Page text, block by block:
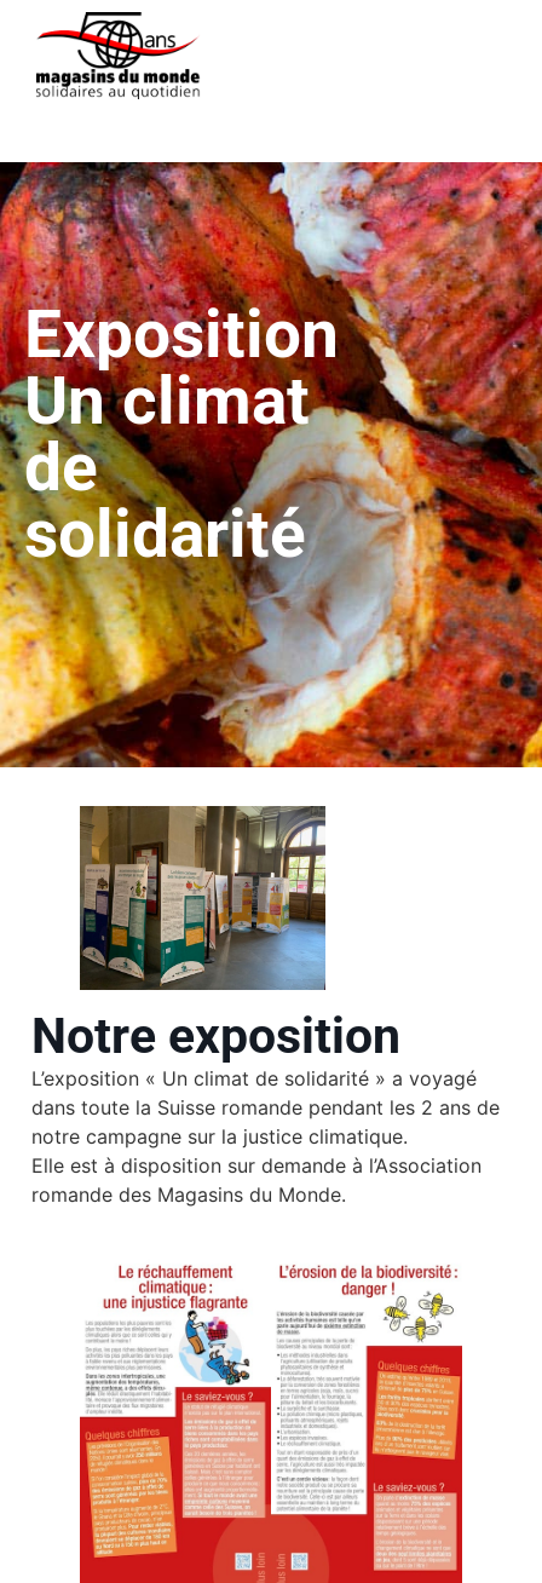
Exposition
Un climat
de
solidarité
Notre exposition
L’exposition « Un climat de solidarité » a voyagé
dans toute la Suisse romande pendant les 2 ans de
notre campagne sur la justice climatique.
Elle est à disposition sur demande à l’Association
romande des Magasins du Monde.